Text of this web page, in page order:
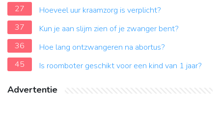
27
Hoeveel uur kraamzorg is verplicht?
37
Kun je aan slijm zien of je zwanger bent?
36
Hoe lang ontzwangeren na abortus?
45
Is roomboter geschikt voor een kind van 1 jaar?
Advertentie